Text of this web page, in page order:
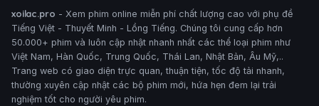
xoilac.pro - Xem phim online miễn phí chất lượng cao với phụ đề
Tiếng Việt - Thuyết Minh - Lồng Tiếng. Chúng tôi cung cấp hơn
50.000+ phim và luôn cập nhật nhanh nhất các thể loại phim như
Việt Nam, Hàn Quốc, Trung Quốc, Thái Lan, Nhật Bản, Âu Mỹ,..
Trang web có giao diện trực quan, thuận tiện, tốc độ tải nhanh,
thường xuyên cập nhật các bộ phim mới, hứa hẹn đem lại trải
nghiệm tốt cho người yêu phim.